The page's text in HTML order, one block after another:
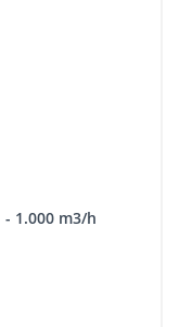
- 1.000 m3/h